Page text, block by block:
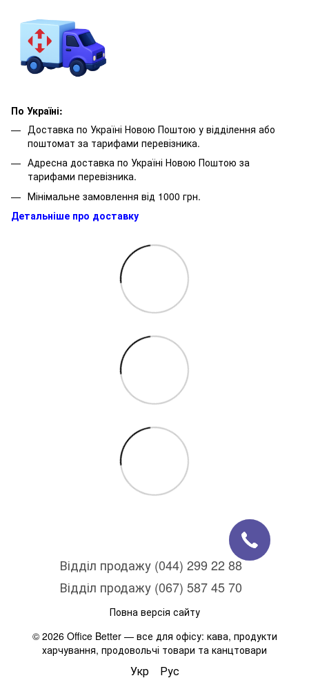
По Україні:
Доставка по Україні Новою Поштою у відділення або
поштомат за тарифами перевізника.
Адресна доставка по Україні Новою Поштою за
тарифами перевізника.
Мінімальне замовлення від 1000 грн.
Детальніше про доставку
Відділ продажу (044) 299 22 88
Відділ продажу (067) 587 45 70
Повна версія сайту
© 2026 Office Better — все для офісу: кава, продукти
харчування, продовольчі товари та канцтовари
Укр Рус